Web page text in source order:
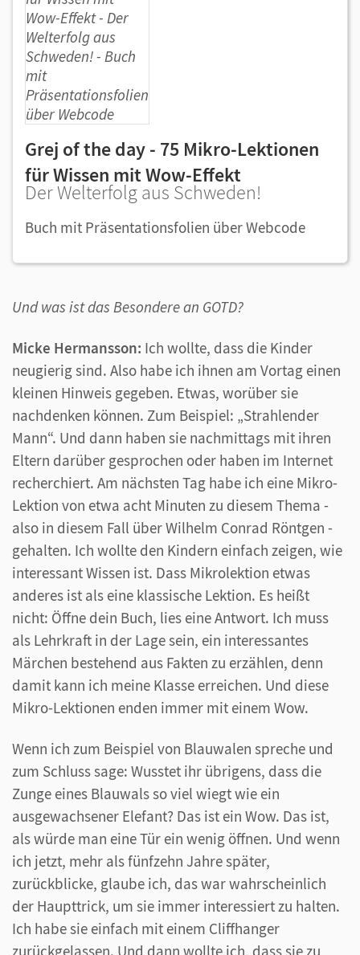
Grej of the day - 75 Mikro-Lektionen
für Wissen mit Wow-Effekt
Der Welterfolg aus Schweden!
Buch mit Präsentationsfolien über Webcode
Und was ist das Besondere an GOTD?
Micke Hermansson: Ich wollte, dass die Kinder
neugierig sind. Also habe ich ihnen am Vortag einen
kleinen Hinweis gegeben. Etwas, worüber sie
nachdenken können. Zum Beispiel: „Strahlender
Mann“. Und dann haben sie nachmittags mit ihren
Eltern darüber gesprochen oder haben im Internet
recherchiert. Am nächsten Tag habe ich eine Mikro-
Lektion von etwa acht Minuten zu diesem Thema -
also in diesem Fall über Wilhelm Conrad Röntgen -
gehalten. Ich wollte den Kindern einfach zeigen, wie
interessant Wissen ist. Dass Mikrolektion etwas
anderes ist als eine klassische Lektion. Es heißt
nicht: Öffne dein Buch, lies eine Antwort. Ich muss
als Lehrkraft in der Lage sein, ein interessantes
Märchen bestehend aus Fakten zu erzählen, denn
damit kann ich meine Klasse erreichen. Und diese
Mikro-Lektionen enden immer mit einem Wow.
Wenn ich zum Beispiel von Blauwalen spreche und
zum Schluss sage: Wusstet ihr übrigens, dass die
Zunge eines Blauwals so viel wiegt wie ein
ausgewachsener Elefant? Das ist ein Wow. Das ist,
als würde man eine Tür ein wenig öffnen. Und wenn
ich jetzt, mehr als fünfzehn Jahre später,
zurückblicke, glaube ich, das war wahrscheinlich
der Haupttrick, um sie immer interessiert zu halten.
Ich habe sie einfach mit einem Cliffhanger
zurückgelassen. Und dann wollte ich, dass sie zu